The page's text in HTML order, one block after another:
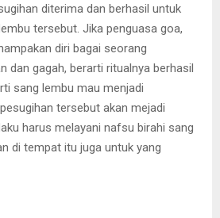
diterima dan berhasil untuk
tersebut. Jika penguasa goa,
diri bagai seorang
dan gagah, berarti ritualnya berhasil
sang lembu mau menjadi
tersebut akan mejadi
harus melayani nafsu birahi sang
di tempat itu juga untuk yang